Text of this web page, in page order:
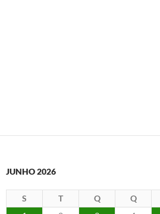
JUNHO 2026
S T Q Q